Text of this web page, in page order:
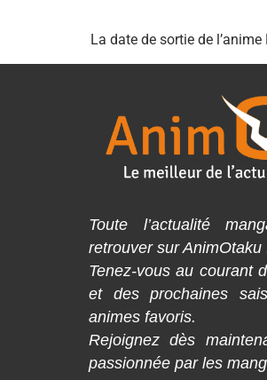
La date de sortie de
Toute l’actualité
retrouver sur AnimOtaku
Tenez-vous au courant
et des prochaines
animes favoris.
Rejoignez dès
passionnée par les